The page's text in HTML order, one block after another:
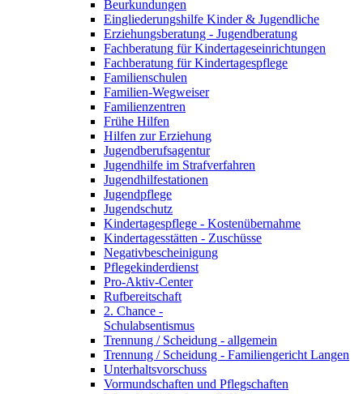
Beurkundungen
Eingliederungshilfe Kinder & Jugendliche
Erziehungsberatung - Jugendberatung
Fachberatung für Kindertageseinrichtungen
Fachberatung für Kindertagespflege
Familienschulen
Familien-Wegweiser
Familienzentren
Frühe Hilfen
Hilfen zur Erziehung
Jugendberufsagentur
Jugendhilfe im Strafverfahren
Jugendhilfestationen
Jugendpflege
Jugendschutz
Kindertagespflege - Kostenübernahme
Kindertagesstätten - Zuschüsse
Negativbescheinigung
Pflegekinderdienst
Pro-Aktiv-Center
Rufbereitschaft
2. Chance -
Schulabsentismus
Trennung / Scheidung - allgemein
Trennung / Scheidung - Familiengericht Langen
Unterhaltsvorschuss
Vormundschaften und Pflegschaften